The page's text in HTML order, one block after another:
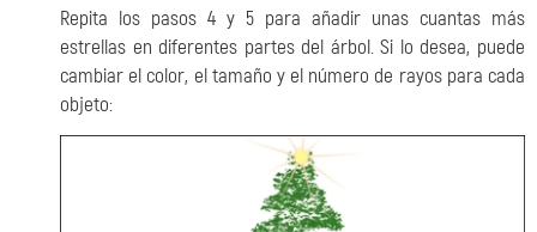
Repita los pasos 4 y 5 para añadir unas cuantas más
estrellas en diferentes partes del árbol. Si lo desea, puede
cambiar el color, el tamaño y el número de rayos para cada
objeto: